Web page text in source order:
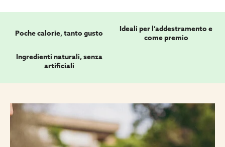
Poche calorie, tanto gusto
Ideali per l’addestramento e
come premio
Ingredienti naturali, senza
artificiali